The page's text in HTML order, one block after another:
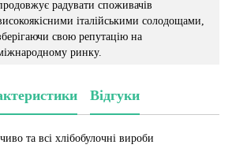
радувати споживачів
італійськими солодощами,
свою репутацію на
ринку.
Відгуки
та всі хлібобулочні вироби